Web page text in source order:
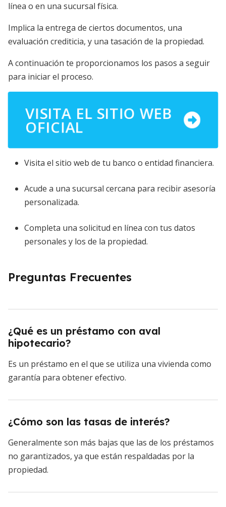
línea o en una sucursal física.
Implica la entrega de ciertos documentos, una
evaluación crediticia, y una tasación de la propiedad.
A continuación te proporcionamos los pasos a seguir
para iniciar el proceso.
VISITA EL SITIO WEB
OFICIAL
Visita el sitio web de tu banco o entidad financiera.
Acude a una sucursal cercana para recibir asesoría
personalizada.
Completa una solicitud en línea con tus datos
personales y los de la propiedad.
Preguntas Frecuentes
¿Qué es un préstamo con aval
hipotecario?
Es un préstamo en el que se utiliza una vivienda como
garantía para obtener efectivo.
¿Cómo son las tasas de interés?
Generalmente son más bajas que las de los préstamos
no garantizados, ya que están respaldadas por la
propiedad.